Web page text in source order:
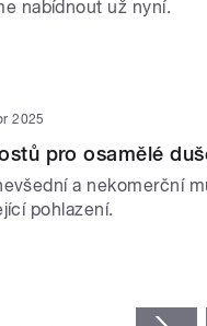
nabídnout už nyní.
2025
pro osamělé
a nekomerční
pohlazení.